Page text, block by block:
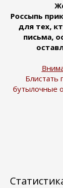
Россыпь
для тех,
письма,
Блистать
бутылочные